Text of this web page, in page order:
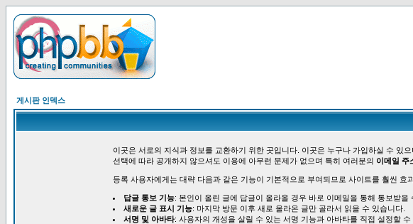
게시판 인덱스
이곳은 서로의 지식과 정보를 교환하기 위한 곳입니다. 이곳은 누구나 가입하실 수 있
선택에 따라 공개하지 않으셔도 이용에 아무런 문제가 없으며 특히 여러분의 이메일 주
등록 사용자에게는 대략 다음과 같은 기능이 기본적으로 부여되므로 사이트를 훨씬 효
답글 통보 기능: 본인이 올린 글에 답글이 올라올 경우 바로 이메일을 통해 통보받을
새로운 글 표시 기능: 마지막 방문 이후 새로 올라온 글만 골라서 읽을 수 있습니다.
서명 및 아바타: 사용자의 개성을 살릴 수 있는 서명 기능과 아바타를 직접 설정할 수